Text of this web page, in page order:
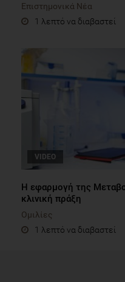
Επιστημονικά Νέα
1 λεπτό να διαβαστεί
VIDEO
Η εφαρμογή της
κλινική πράξη
Ομιλίες
1 λεπτό να διαβαστεί